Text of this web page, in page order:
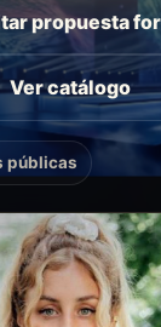
propuesta
Ver catálogo
públicas